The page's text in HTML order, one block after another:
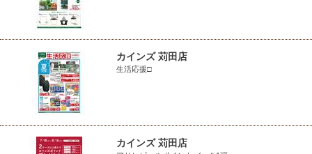
カインズ 苅田店
生活応援□
カインズ 苅田店